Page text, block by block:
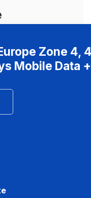
fiecare
un singur
fiecare
Zone 4,
Mobile Data